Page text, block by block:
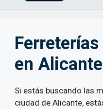
en Alicante
Si estás buscando las
ciudad de Alicante,